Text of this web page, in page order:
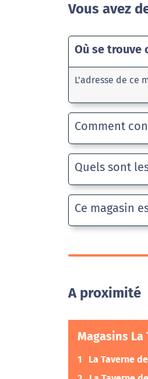
Vous avez
Où se trouve
L'adresse de ce
Comment
Quels sont
Ce magasin
A proximité
Magasins
1 La Taverne